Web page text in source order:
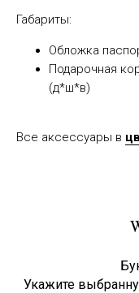
Габариты:
Обложка
Подарочная
(д*ш*в)
Все аксессуары в
Укажите